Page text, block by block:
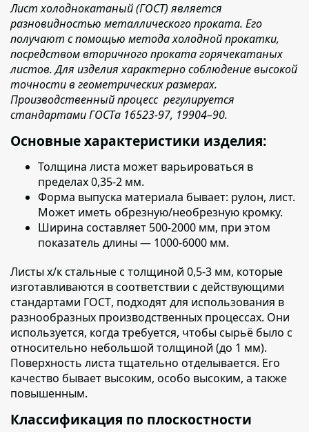
Лист холоднокатаный (ГОСТ) является
разновидностью металлического проката. Его
получают с помощью метода холодной прокатки,
посредством вторичного проката горячекатаных
листов. Для изделия характерно соблюдение высокой
точности в геометрических размерах.
Производственный процесс регулируется
стандартами ГОСТа 16523-97, 19904–90.
Основные характеристики изделия:
Толщина листа может варьироваться в
пределах 0,35-2 мм.
Форма выпуска материала бывает: рулон, лист.
Может иметь обрезную/необрезную кромку.
Ширина составляет 500-2000 мм, при этом
показатель длины — 1000-6000 мм.
Листы х/к стальные с толщиной 0,5-3 мм, которые
изготавливаются в соответствии с действующими
стандартами ГОСТ, подходят для использования в
разнообразных производственных процессах. Они
используется, когда требуется, чтобы сырьё было с
относительно небольшой толщиной (до 1 мм).
Поверхность листа тщательно отделывается. Его
качество бывает высоким, особо высоким, а также
повышенным.
Классификация по плоскостности